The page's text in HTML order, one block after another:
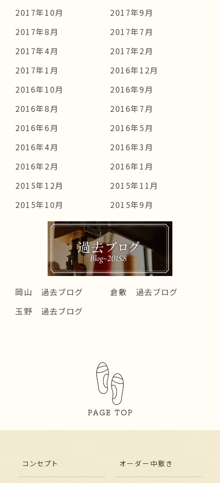
2017年10月
2017年9月
2017年8月
2017年7月
2017年4月
2017年2月
2017年1月
2016年12月
2016年10月
2016年9月
2016年8月
2016年7月
2016年6月
2016年5月
2016年4月
2016年3月
2016年2月
2016年1月
2015年12月
2015年11月
2015年10月
2015年9月
岡山 過去ブログ
倉敷 過去ブログ
玉野 過去ブログ
コンセプト オーダー中敷き